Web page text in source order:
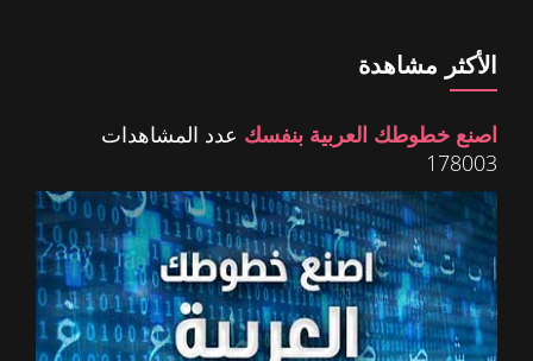
الأكثر مشاهدة
اصنع خطوطك العربية بنفسك عدد المشاهدات
178003